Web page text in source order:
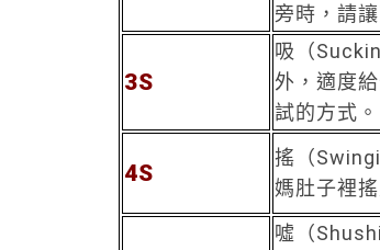
旁時，請
3S
吸（
外，適度
試的方式。
4S
搖（
媽肚子裡
噓（